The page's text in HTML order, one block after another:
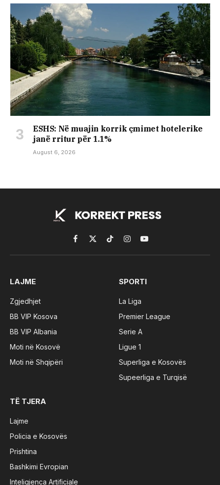
ESHS: Në muajin korrik çmimet hotelerike
janë rritur për 1.1%
August 6, 2026
Facebook
X
(Twitter)
TikTokInstagramYouTube
LAJME
Zgjedhjet
BB VIP Kosova
BB VIP Albania
Moti në Kosovë
Moti në Shqipëri
SPORTI
La Liga
Premier League
Serie A
Ligue 1
Superliga e Kosovës
Supeerliga e Turqisë
TË TJERA
Lajme
Policia e Kosovës
Prishtina
Bashkimi Evropian
Inteligjenca Artificiale